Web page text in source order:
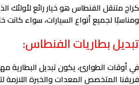
كراج متنقل الفنطاس هو خيار رائع لأولئك
ومناسبًا لجميع أنواع السيارات، سواء كانت
تبديل بطاريات الفنطاس:
في أوقات الطوارئ، يكون تبديل
فريقنا المتخصص المعدات والخبرة